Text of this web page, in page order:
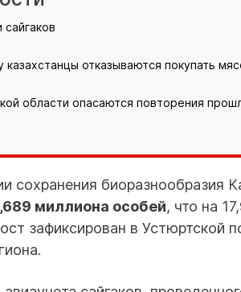
сайгаков
отказываются покупать
области опасаются повторения
сохранения биоразнообразия
миллиона особей, что на
зафиксирован в Устюртской